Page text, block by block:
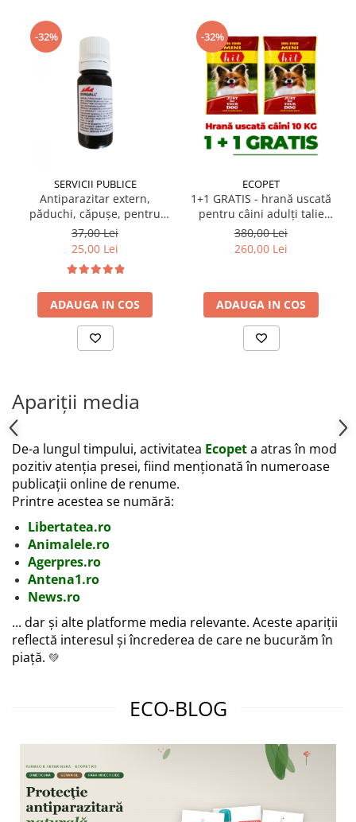
găini
Antidiareice
Gel antiinflamator
-32%
SERVICII PUBLICE
Antiparazitar extern,
păduchi, căpuşe, pentru
păsări Dergall 10 ml
37,00 Lei
25,00 Lei
ADAUGA IN COS
-32%
ECOPET
1+1 GRATIS - hrană uscată
pentru câini adulți talie
mică Hit Mini Adult 10 kg
380,00 Lei
260,00 Lei
ADAUGA IN COS
Apariții media
De-a lungul timpului, activitatea Ecopeta atras în mod
pozitiv atenția presei, fiind menționată în numeroase
publicații online de renume.
Printre acestea se numără:
Libertatea.ro
Animalele.ro
Agerpres.ro
Antena1.ro
News.ro
... dar și alte platforme media relevante. Aceste apariții
reflectă interesul și încrederea de care ne bucurăm în
piață. 💚
ECO-BLOG